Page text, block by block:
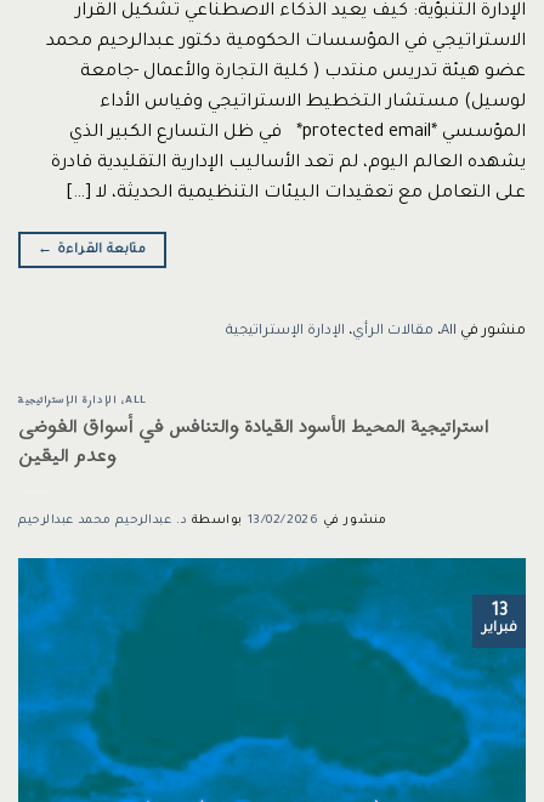
الإدارة التنبؤية: كيف يعيد الذكاء الاصطناعي تشكيل القرار
الاستراتيجي في المؤسسات الحكومية دكتور عبدالرحيم محمد
عضو هيئة تدريس منتدب ( كلية التجارة والأعمال -جامعة
لوسيل) مستشار التخطيط الاستراتيجي وقياس الأداء
المؤسسي *protected email* في ظل التسارع الكبير الذي
يشهده العالم اليوم، لم تعد الأساليب الإدارية التقليدية قادرة
على التعامل مع تعقيدات البيئات التنظيمية الحديثة، لا […]
متابعة القراءة ←
منشور في All، مقالات الرأي، الإدارة الإستراتيجية
ALL، الإدارة الإستراتيجية
استراتيجية المحيط الأسود القيادة والتنافس في أسواق الفوضى
وعدم اليقين
منشور في 13/02/2026 بواسطة د. عبدالرحيم محمد عبدالرحيم
13
فبراير